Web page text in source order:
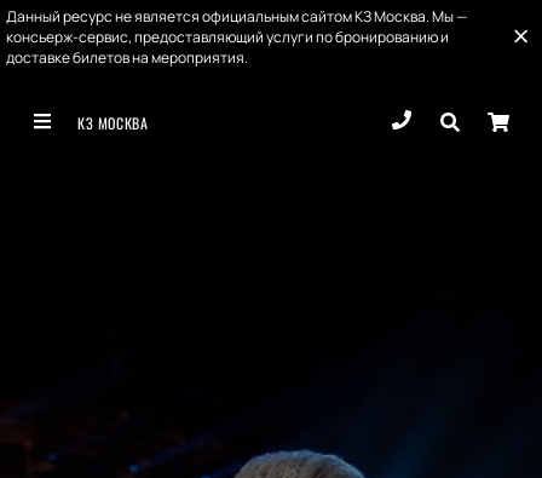
Данный ресурс не является официальным сайтом КЗ Москва. Мы —
консьерж-сервис, предоставляющий услуги по бронированию и
доставке билетов на мероприятия.
КЗ МОСКВА